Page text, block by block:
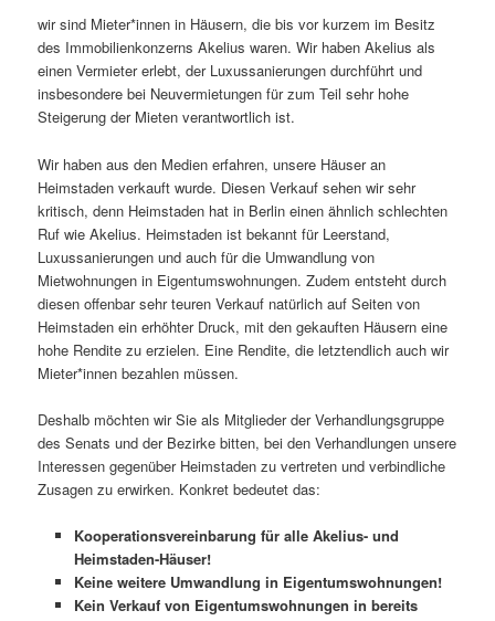
wir sind Mieter*innen in Häusern, die bis vor kurzem im Besitz
des Immobilienkonzerns Akelius waren. Wir haben Akelius als
einen Vermieter erlebt, der Luxussanierungen durchführt und
insbesondere bei Neuvermietungen für zum Teil sehr hohe
Steigerung der Mieten verantwortlich ist.
Wir haben aus den Medien erfahren, unsere Häuser an
Heimstaden verkauft wurde. Diesen Verkauf sehen wir sehr
kritisch, denn Heimstaden hat in Berlin einen ähnlich schlechten
Ruf wie Akelius. Heimstaden ist bekannt für Leerstand,
Luxussanierungen und auch für die Umwandlung von
Mietwohnungen in Eigentumswohnungen. Zudem entsteht durch
diesen offenbar sehr teuren Verkauf natürlich auf Seiten von
Heimstaden ein erhöhter Druck, mit den gekauften Häusern eine
hohe Rendite zu erzielen. Eine Rendite, die letztendlich auch wir
Mieter*innen bezahlen müssen.
Deshalb möchten wir Sie als Mitglieder der Verhandlungsgruppe
des Senats und der Bezirke bitten, bei den Verhandlungen unsere
Interessen gegenüber Heimstaden zu vertreten und verbindliche
Zusagen zu erwirken. Konkret bedeutet das:
Kooperationsvereinbarung für alle Akelius- und
Heimstaden-Häuser!
Keine weitere Umwandlung in Eigentumswohnungen!
Kein Verkauf von Eigentumswohnungen in bereits